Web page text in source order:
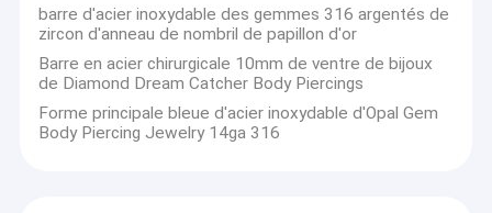
barre d'acier inoxydable des gemmes 316 argentés de
zircon d'anneau de nombril de papillon d'or
Barre en acier chirurgicale 10mm de ventre de bijoux
de Diamond Dream Catcher Body Piercings
Forme principale bleue d'acier inoxydable d'Opal Gem
Body Piercing Jewelry 14ga 316